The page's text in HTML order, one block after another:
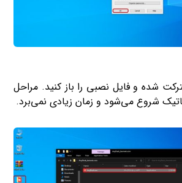
شده و فایل نصبی را باز کنید. مراحل
شروع می‌شود و زمان زیادی نمی‌برد.